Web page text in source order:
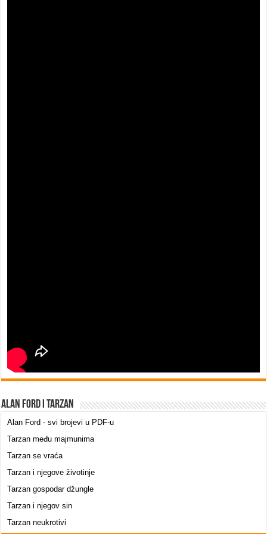
Alan Ford i Tarzan
Alan Ford - svi brojevi u PDF-u
Tarzan među majmunima
Tarzan se vraća
Tarzan i njegove životinje
Tarzan gospodar džungle
Tarzan i njegov sin
Tarzan neukrotivi